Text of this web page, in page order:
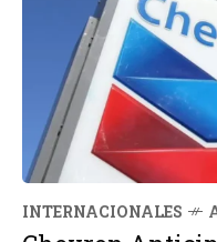
INTERNACIONALES